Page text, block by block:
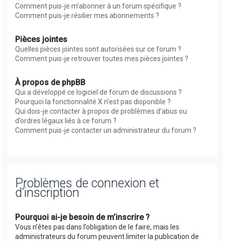
Comment puis-je m’abonner à un forum spécifique ?
Comment puis-je résilier mes abonnements ?
Pièces jointes
Quelles pièces jointes sont autorisées sur ce forum ?
Comment puis-je retrouver toutes mes pièces jointes ?
À propos de phpBB
Qui a développé ce logiciel de forum de discussions ?
Pourquoi la fonctionnalité X n’est pas disponible ?
Qui dois-je contacter à propos de problèmes d’abus ou
d’ordres légaux liés à ce forum ?
Comment puis-je contacter un administrateur du forum ?
Problèmes de connexion et
d’inscription
Pourquoi ai-je besoin de m’inscrire ?
Vous n’êtes pas dans l’obligation de le faire, mais les
administrateurs du forum peuvent limiter la publication de